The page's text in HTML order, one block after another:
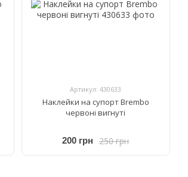
Артикул: 430633
Наклейки на супорт Brembo
червоні вигнуті
250 грн
200 грн